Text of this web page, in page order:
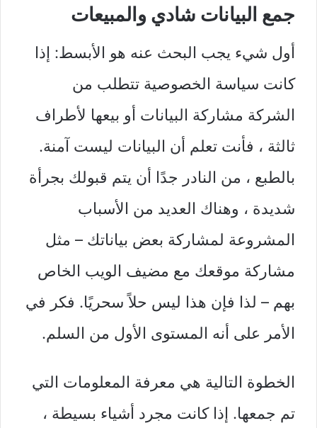
جمع البيانات شادي والمبيعات
أول شيء يجب البحث عنه هو الأبسط: إذا
كانت سياسة الخصوصية تتطلب من
الشركة مشاركة البيانات أو بيعها لأطراف
ثالثة ، فأنت تعلم أن البيانات ليست آمنة.
بالطبع ، من النادر جدًا أن يتم قبولك بجرأة
شديدة ، وهناك العديد من الأسباب
المشروعة لمشاركة بعض بياناتك – مثل
مشاركة موقعك مع مضيف الويب الخاص
بهم – لذا فإن هذا ليس حلاً سحريًا. فكر في
الأمر على أنه المستوى الأول من السلم.
الخطوة التالية هي معرفة المعلومات التي
تم جمعها. إذا كانت مجرد أشياء بسيطة ،